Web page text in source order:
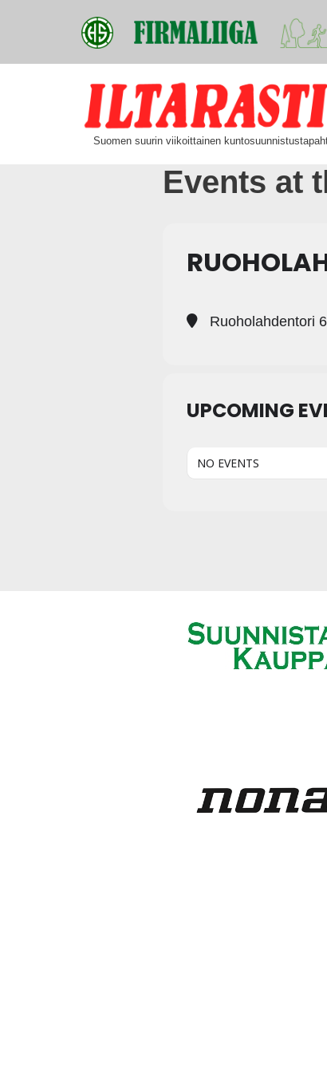
Suomen suurin viikoittainen
Events at
Ruoholahdentori
UPCOMING
NO EVENTS